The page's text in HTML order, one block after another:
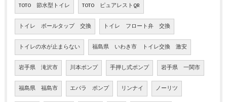
TOTO 節水型トイレ TOTO ピュアレストQR
トイレ ボールタップ 交換 トイレ フロート弁 交換
トイレの水が止まらない 福島県 いわき市 トイレ交換 激安
岩手県 滝沢市 川本ポンプ 手押し式ポンプ 岩手県 一関市
福島県 福島市 エバラ ポンプ リンナイ ノーリツ